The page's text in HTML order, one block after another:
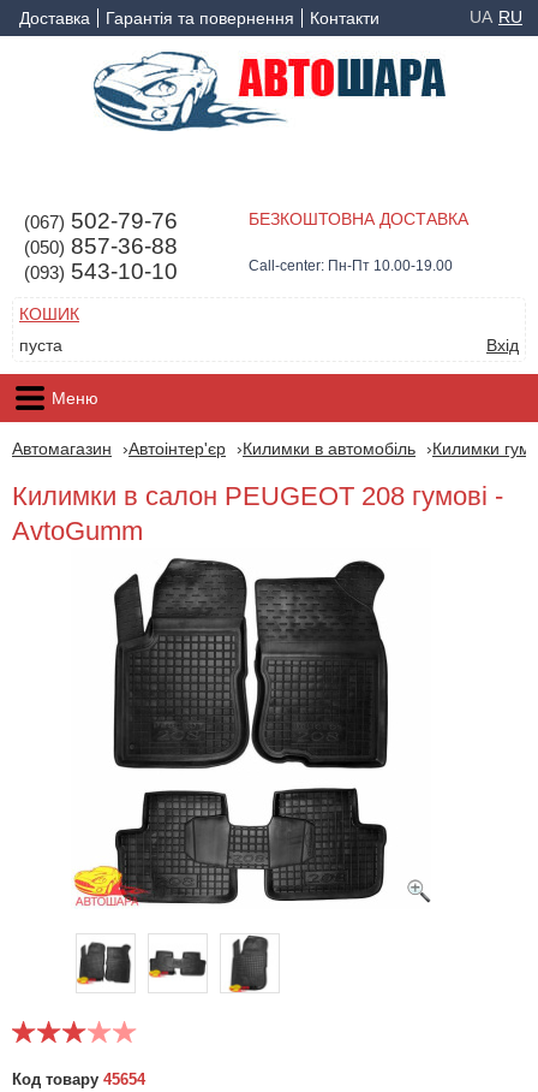
Доставка Гарантія та повернення Контакти UA RU
(067) 502-79-76
(050) 857-36-88
(093) 543-10-10
БЕЗКОШТОВНА ДОСТАВКА
Call-center: Пн-Пт 10.00-19.00
КОШИК
пуста
Вхід
Меню
Автомагазин Автоінтер'єр Килимки в автомобіль Килимки
Килимки в салон PEUGEOT 208 гумові -
AvtoGumm
Код товару 45654